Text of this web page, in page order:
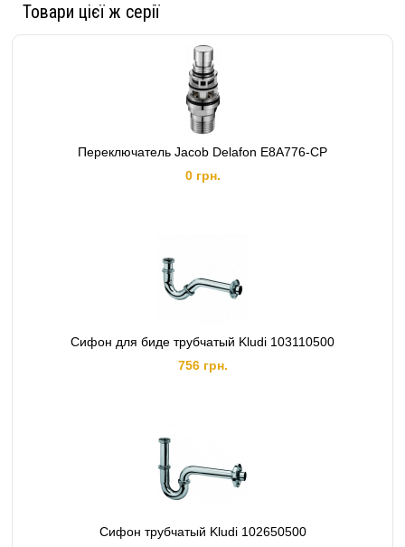
Товари цієї ж серії
Переключатель Jacob Delafon E8A776-CP
0 грн.
Сифон для биде трубчатый Kludi 103110500
756 грн.
Сифон трубчатый Kludi 102650500